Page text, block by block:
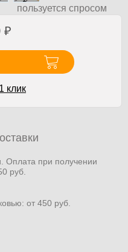
пользуется спросом
₽
клик
Оплата при получении
руб.
от 450 руб.